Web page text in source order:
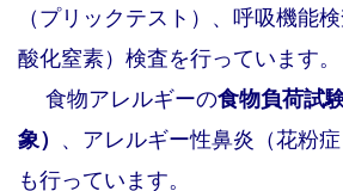
（プリックテスト）、呼吸機能
酸化窒素）検査を行っています。
食物アレルギーの食物負荷試
象） 、アレルギー性鼻炎（花粉
も行っています。